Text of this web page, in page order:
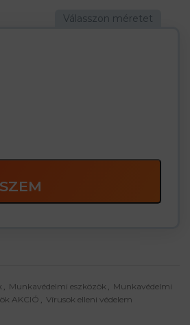
, Munkavédelmi eszközök , Munkavédelmi
AKCIÓ , Vírusok elleni védelem